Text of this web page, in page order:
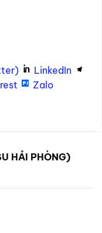
LinkedIn
Zalo
HẢI PHÒNG)